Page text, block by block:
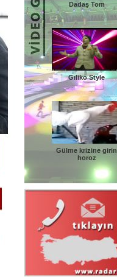
Dadaş Tom
Gıliko Style
Gülme krizine girin
horoz